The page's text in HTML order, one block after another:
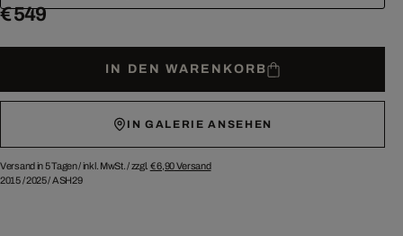
€ 549
IN DEN WARENKORB
IN GALERIE ANSEHEN
Versand in 5 Tagen /inkl. MwSt. / zzgl. € 6,90Versand
2015/2025/ASH29